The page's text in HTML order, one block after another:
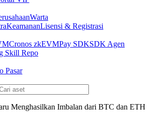
Warta
KeamananLisensi & Registrasi
Cronos zkEVMPay SDKSDK Agen
Skill Repo
Pasar